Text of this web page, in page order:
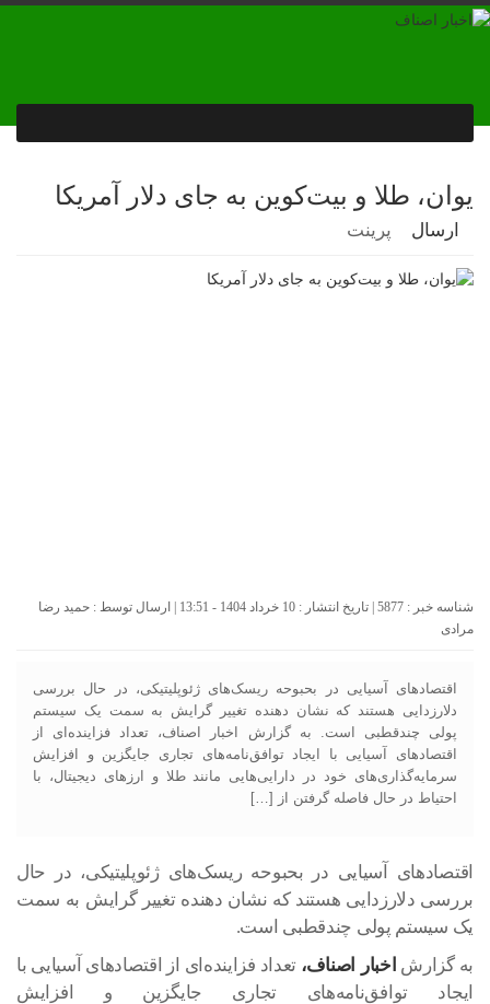
یوان، طلا و بیت‌کوین به جای دلار آمریکا
ارسال پرینت
شناسه خبر : 5877 | تاریخ انتشار : 10 خرداد 1404 - 13:51 | ارسال توسط :
حمید رضا
مرادی
اقتصادهای آسیایی در بحبوحه ریسک‌های ژئوپلیتیکی، در حال بررسی
دلارزدایی هستند که نشان دهنده تغییر گرایش به سمت یک سیستم
پولی چندقطبی است. به گزارش اخبار اصناف، تعداد فزاینده‌ای از
اقتصادهای آسیایی با ایجاد توافق‌نامه‌های تجاری جایگزین و افزایش
سرمایه‌گذاری‌های خود در دارایی‌هایی مانند طلا و ارزهای دیجیتال، با
احتیاط در حال فاصله گرفتن از […]
اقتصادهای آسیایی در بحبوحه ریسک‌های ژئوپلیتیکی، در حال
بررسی دلارزدایی هستند که نشان دهنده تغییر گرایش به سمت
یک سیستم پولی چندقطبی است.
به گزارش اخبار اصناف، تعداد فزاینده‌ای از اقتصادهای آسیایی با
ایجاد توافق‌نامه‌های تجاری جایگزین و افزایش